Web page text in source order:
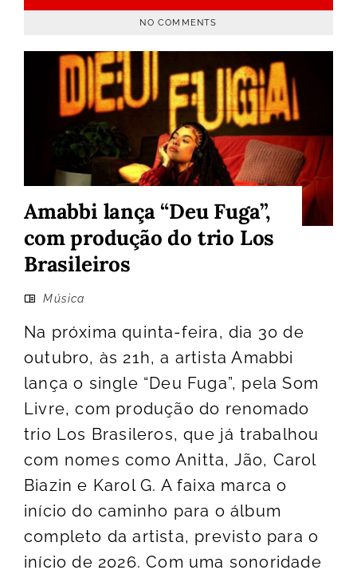
NO COMMENTS
Amabbi lança “Deu Fuga”,
com produção do trio Los
Brasileiros
Música
Na próxima quinta-feira, dia 30 de
outubro, às 21h, a artista Amabbi
lança o single “Deu Fuga”, pela Som
Livre, com produção do renomado
trio Los Brasileros, que já trabalhou
com nomes como Anitta, Jão, Carol
Biazin e Karol G. A faixa marca o
início do caminho para o álbum
completo da artista, previsto para o
início de 2026. Com uma sonoridade